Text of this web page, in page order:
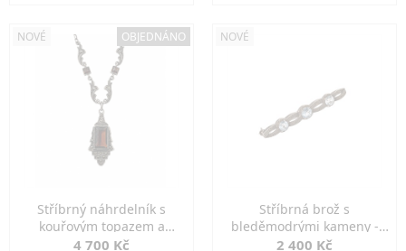
NOVÉ OBJEDNÁNO
Stříbrný náhrdelník s
kouřovým topazem a
markazity
4 700 Kč
NOVÉ
Stříbrná brož s
bleděmodrými kameny -
jemná elegance
2 400 Kč